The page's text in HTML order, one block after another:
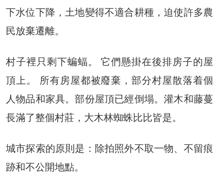
下水位下降，土地變得不適合耕種，迫使許多農
民放棄遷離。
村子裡只剩下蝙蝠。 它們懸掛在後排房子的屋
頂上。 所有房屋都被廢棄，部分村屋散落着個
人物品和家具。部份屋頂已經倒塌。灌木和藤蔓
長滿了整個村莊，大木林蜘蛛比比皆是。
城市探索的原則是：除拍照外不取一物、不留痕
跡和不公開地點。